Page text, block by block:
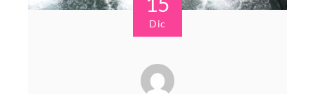
Dic